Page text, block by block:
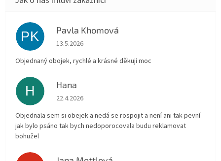
PK Pavla Khomová
Hodnocení obchodu je 5 z 5 hvězdiček.
13.5.2026
Objednaný obojek, rychlé a krásné děkuji moc
H Hana
Hodnocení obchodu je 5 z 5 hvězdiček.
22.4.2026
Objednala sem si obejek a nedá se rospojit a není ani tak pevní
jak bylo psáno tak bych nedoporocovala budu reklamovat
bohužel